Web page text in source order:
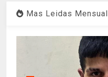
Mas Leidas Mensual